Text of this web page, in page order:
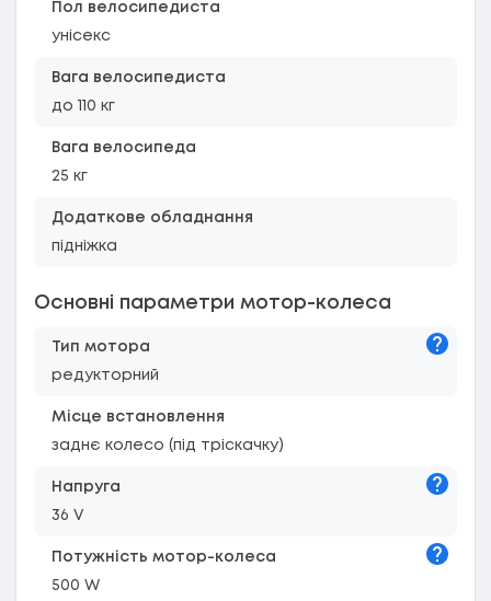
Пол велосипедиста
унісекс
Вага велосипедиста
до 110 кг
Вага велосипеда
25 кг
Додаткове обладнання
підніжка
Основні параметри мотор-колеса
Тип мотора
редукторний
Місце встановлення
заднє колесо (під тріскачку)
Напруга
36 V
Потужність мотор-колеса
500 W